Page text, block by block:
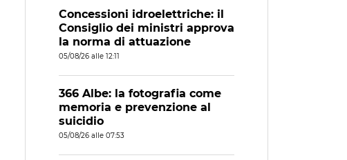
Concessioni idroelettriche: il
Consiglio dei ministri approva
la norma di attuazione
05/08/26 alle 12:11
366 Albe: la fotografia come
memoria e prevenzione al
suicidio
05/08/26 alle 07:53